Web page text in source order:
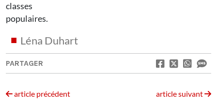
classes
populaires.
Léna Duhart
PARTAGER
article précédent article suivant